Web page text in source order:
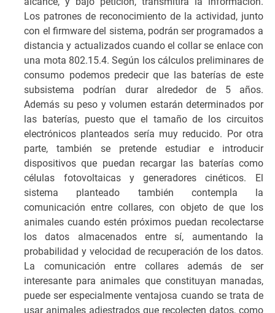
Los patrones de reconocimiento de la actividad, junto
con el firmware del sistema, podrán ser programados a
distancia y actualizados cuando el collar se enlace con
una mota 802.15.4. Según los cálculos preliminares de
consumo podemos predecir que las baterías de este
subsistema podrían durar alrededor de 5 años.
Además su peso y volumen estarán determinados por
las baterías, puesto que el tamaño de los circuitos
electrónicos planteados sería muy reducido. Por otra
parte, también se pretende estudiar e introducir
dispositivos que puedan recargar las baterías como
células fotovoltaicas y generadores cinéticos. El
sistema planteado también contempla la
comunicación entre collares, con objeto de que los
animales cuando estén próximos puedan recolectarse
los datos almacenados entre sí, aumentando la
probabilidad y velocidad de recuperación de los datos.
La comunicación entre collares además de ser
interesante para animales que constituyan manadas,
puede ser especialmente ventajosa cuando se trata de
usar animales adiestrados que recolecten datos, como